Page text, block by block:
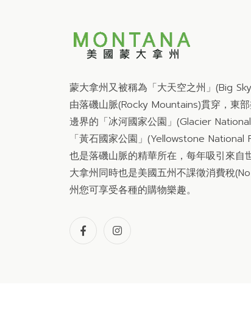
蒙大拿州又被稱為「大天空之州」(Big
由落磯山脈(Rocky Mountains)貫穿，東
邊界的「冰河國家公園」(Glacier
「黃石國家公園」(Yellowstone National
也是落磯山脈的精華所在，每年吸引來
大拿州同時也是美國五州不課徵消費稅
州您可享受各種的購物樂趣。